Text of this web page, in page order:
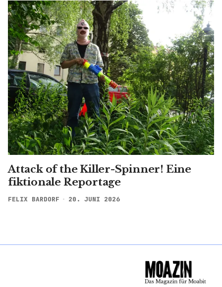
Attack of the Killer-Spinner! Eine
fiktionale Reportage
FELIX BARDORF 20. JUNI 2026